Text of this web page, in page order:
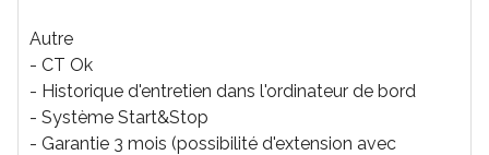
Autre
- CT Ok
- Historique d'entretien dans l'ordinateur de bord
- Système Start&Stop
- Garantie 3 mois (possibilité d'extension avec